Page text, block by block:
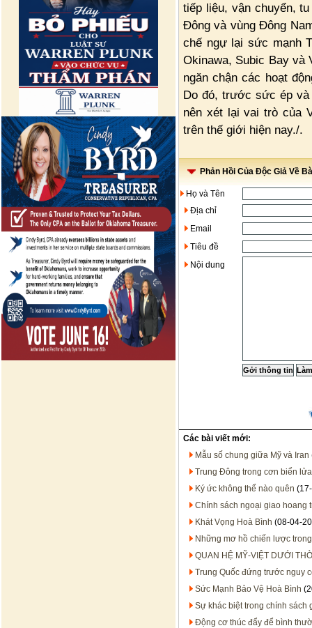
tiếp liệu, vận chuyển,
Đông và vùng Đông
chế ngự lại sức mạnh
Okinawa, Subic Bay và
ngăn chận các hoạt
Do đó, trước sức ép và
nên xét lại vai trò của
trên thế giới hiện nay./.
Phản Hồi Của Độc Giả Về
Họ và Tên
Địa chỉ
Email
Tiêu đề
Nội dung
Các bài viết mới:
Mẫu số chung giữa Mỹ và Iran
Trung Đông trong cơn biển lửa
Ký ức không thể nào quên
Chính sách ngoại giao hoang
Khát Vọng Hoà Bình (08-04-
Những mơ hồ chiến lược
QUAN HỆ MỸ-VIỆT DƯỚI
Trung Quốc đứng trước nguy
Sức Mạnh Bảo Vệ Hoà Bình
Sự khác biệt trong chính sách
Động cơ thúc đẩy để bình